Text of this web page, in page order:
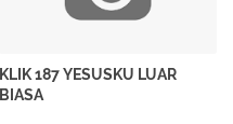
KLIK 187 YESUSKU LUAR
BIASA